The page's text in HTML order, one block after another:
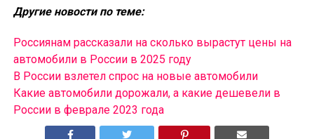
Другие новости по теме:
Россиянам рассказали на сколько вырастут цены на
автомобили в России в 2025 году
В России взлетел спрос на новые автомобили
Какие автомобили дорожали, а какие дешевели в
России в феврале 2023 года